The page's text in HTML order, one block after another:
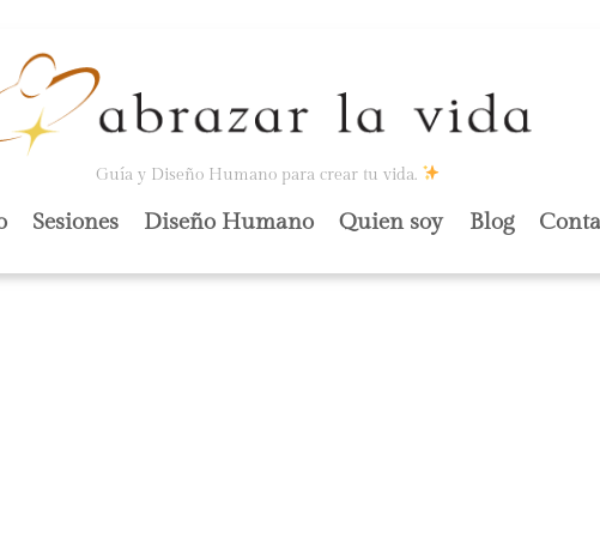
Guía y Diseño Humano para crear tu vida.
Sesiones Diseño Humano Quien soy Blog